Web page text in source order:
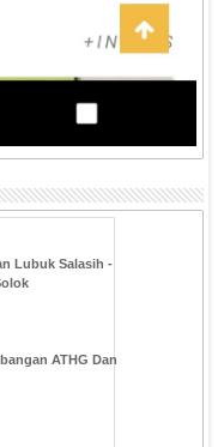
Lubuk Salasih -
ATHG Dan